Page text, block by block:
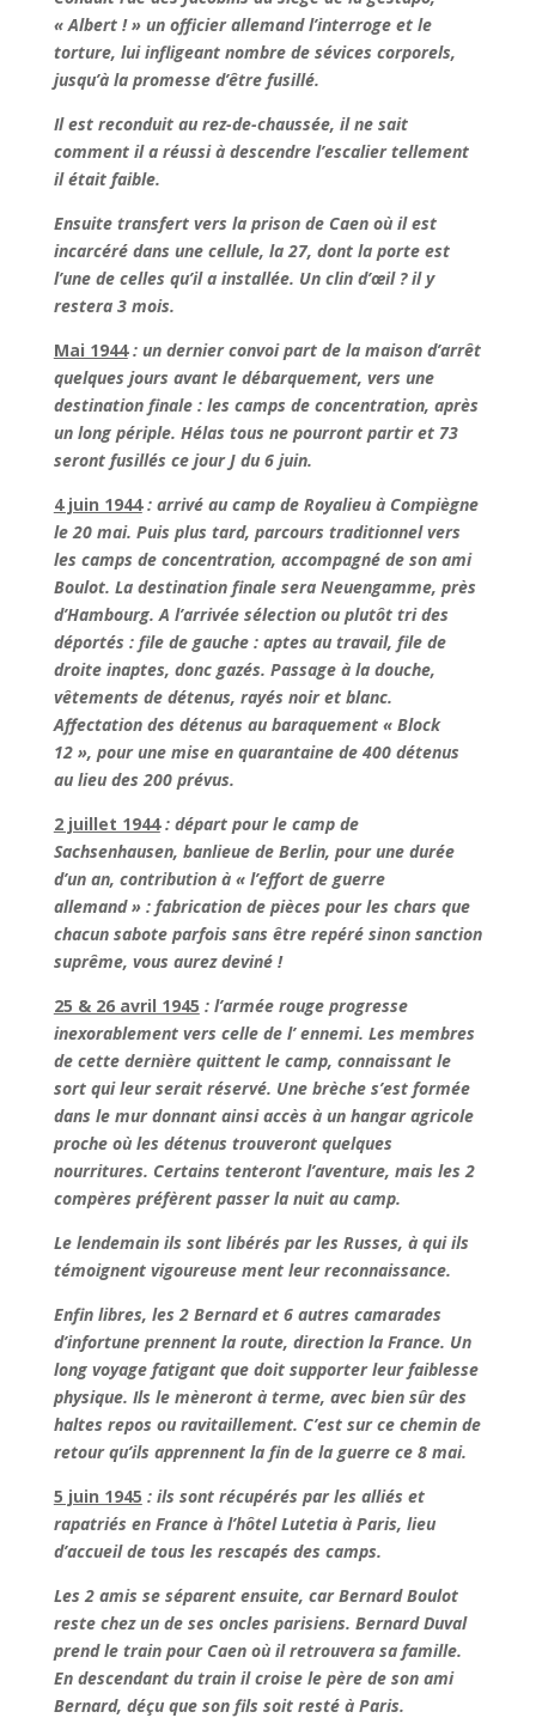
« Albert ! » un officier allemand l’interroge et le
torture, lui infligeant nombre de sévices corporels,
jusqu’à la promesse d’être fusillé.
Il est reconduit au rez-de-chaussée, il ne sait
comment il a réussi à descendre l’escalier tellement
il était faible.
Ensuite transfert vers la prison de Caen où il est
incarcéré dans une cellule, la 27, dont la porte est
l’une de celles qu’il a installée. Un clin d’œil ? il y
restera 3 mois.
Mai 1944: un dernier convoi part de la maison d’arrêt
quelques jours avant le débarquement, vers une
destination finale : les camps de concentration, après
un long périple. Hélas tous ne pourront partir et 73
seront fusillés ce jour J du 6 juin.
4 juin 1944: arrivé au camp de Royalieu à Compiègne
le 20 mai. Puis plus tard, parcours traditionnel vers
les camps de concentration, accompagné de son ami
Boulot. La destination finale sera Neuengamme, près
d’Hambourg. A l’arrivée sélection ou plutôt tri des
déportés : file de gauche : aptes au travail, file de
droite inaptes, donc gazés. Passage à la douche,
vêtements de détenus, rayés noir et blanc.
Affectation des détenus au baraquement « Block
12 », pour une mise en quarantaine de 400 détenus
au lieu des 200 prévus.
2 juillet 1944: départ pour le camp de
Sachsenhausen, banlieue de Berlin, pour une durée
d’un an, contribution à « l’effort de guerre
allemand » : fabrication de pièces pour les chars que
chacun sabote parfois sans être repéré sinon sanction
suprême, vous aurez deviné !
25 & 26 avril 1945 : l’armée rouge progresse
inexorablement vers celle de l’ ennemi. Les membres
de cette dernière quittent le camp, connaissant le
sort qui leur serait réservé. Une brèche s’est formée
dans le mur donnant ainsi accès à un hangar agricole
proche où les détenus trouveront quelques
nourritures. Certains tenteront l’aventure, mais les 2
compères préfèrent passer la nuit au camp.
Le lendemain ils sont libérés par les Russes, à qui ils
témoignent vigoureuse ment leur reconnaissance.
Enfin libres, les 2 Bernard et 6 autres camarades
d’infortune prennent la route, direction la France. Un
long voyage fatigant que doit supporter leur faiblesse
physique. Ils le mèneront à terme, avec bien sûr des
haltes repos ou ravitaillement. C’est sur ce chemin de
retour qu’ils apprennent la fin de la guerre ce 8 mai.
5 juin 1945 : ils sont récupérés par les alliés et
rapatriés en France à l’hôtel Lutetia à Paris, lieu
d’accueil de tous les rescapés des camps.
Les 2 amis se séparent ensuite, car Bernard Boulot
reste chez un de ses oncles parisiens. Bernard Duval
prend le train pour Caen où il retrouvera sa famille.
En descendant du train il croise le père de son ami
Bernard, déçu que son fils soit resté à Paris.